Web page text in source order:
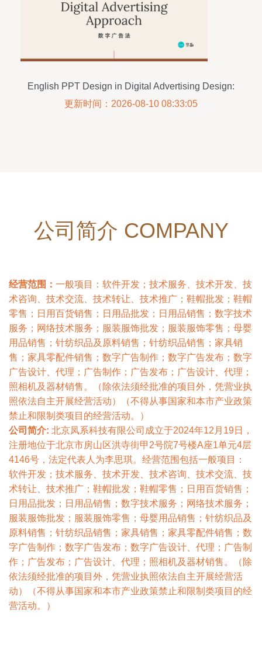
English PPT Design in Digital Advertising Design:
Key Principles and Practices
更新时间：2026-08-10 08:33:05
公司简介 COMPANY
经营范围： 一般项目：软件开发；技术服务、技术开发、技
术咨询、技术交流、技术转让、技术推广；鞋帽批发；鞋帽
零售；日用百货销售；日用品批发；日用品销售；数字技术
服务；网络技术服务；服装服饰批发；服装服饰零售；母婴
用品销售；针纺织品及原料销售；针纺织品销售；家具销
售；家具零配件销售；数字广告制作；数字广告发布；数字
广告设计、代理；广告制作；广告发布；广告设计、代理；
照相机及器材销售。（除依法须经批准的项目外，凭营业执
照依法自主开展经营活动）（不得从事国家和本市产业政策
禁止和限制类项目的经营活动。）
公司简介: 北京凤系科技有限公司成立于2024年12月19日，
注册地位于北京市房山区洪寺街甲2号院7号楼A座1单元4层
4146号，法定代表人为李思琪。经营范围包括一般项目：
软件开发；技术服务、技术开发、技术咨询、技术交流、技
术转让、技术推广；鞋帽批发；鞋帽零售；日用百货销售；
日用品批发；日用品销售；数字技术服务；网络技术服务；
服装服饰批发；服装服饰零售；母婴用品销售；针纺织品及
原料销售；针纺织品销售；家具销售；家具零配件销售；数
字广告制作；数字广告发布；数字广告设计、代理；广告制
作；广告发布；广告设计、代理；照相机及器材销售。（除
依法须经批准的项目外，凭营业执照依法自主开展经营活
动）（不得从事国家和本市产业政策禁止和限制类项目的经
营活动。）